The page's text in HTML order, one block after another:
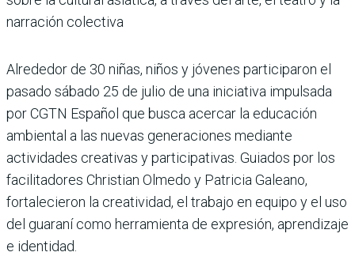
narración colectiva
Alrededor de 30 niñas, niños y jóvenes participaron el
pasado sábado 25 de julio de una iniciativa impulsada
por CGTN Español que busca acercar la educación
ambiental a las nuevas generaciones mediante
actividades creativas y participativas. Guiados por los
facilitadores Christian Olmedo y Patricia Galeano,
fortalecieron la creatividad, el trabajo en equipo y el uso
del guaraní como herramienta de expresión, aprendizaje
e identidad.